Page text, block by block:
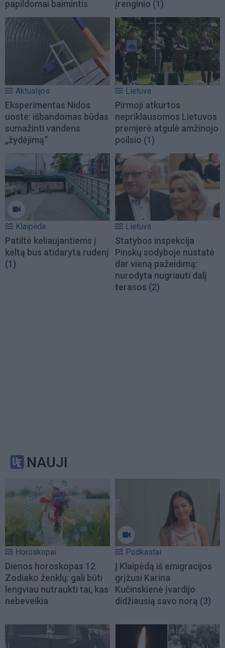
papildomai baimintis
įrenginio (1)
Aktualijos
Eksperimentas Nidos
uoste: išbandomas būdas
sumažinti vandens
„žydėjimą“
Lietuva
Pirmoji atkurtos
nepriklausomos Lietuvos
premjerė atgulė amžinojo
poilsio (1)
Klaipėda
Patiltė keliaujantiems į
keltą bus atidaryta rudenį
(1)
Lietuva
Statybos inspekcija
Pinskų sodyboje nustatė
dar vieną pažeidimą:
nurodyta nugriauti dalį
terasos (2)
NAUJI
Horoskopai
Dienos horoskopas 12
Zodiako ženklų: gali būti
lengviau nutraukti tai, kas
nebeveikia
Podkastai
Į Klaipėdą iš emigracijos
grįžusi Karina
Kučinskienė įvardijo
didžiausią savo norą (3)